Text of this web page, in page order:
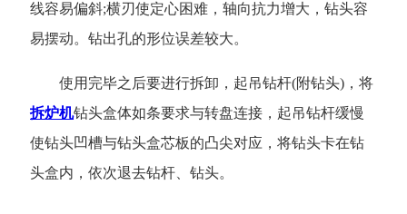
线容易偏斜;横刃使定心困难，轴向抗力增大，钻头容
易摆动。钻出孔的形位误差较大。
使用完毕之后要进行拆卸，起吊钻杆(附钻头)，将
拆炉机钻头盒体如条要求与转盘连接，起吊钻杆缓慢
使钻头凹槽与钻头盒芯板的凸尖对应，将钻头卡在钻
头盒内，依次退去钻杆、钻头。